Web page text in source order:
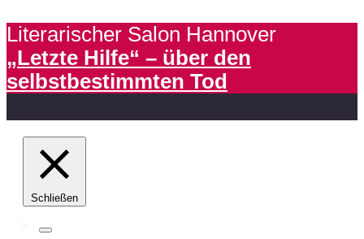
Literarischer Salon Hannover
„Letzte Hilfe“ – über den
selbstbestimmten Tod
Schließen